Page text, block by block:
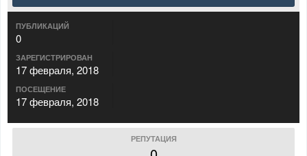
ПУБЛИКАЦИЙ
0
ЗАРЕГИСТРИРОВАН
17 февраля, 2018
ПОСЕЩЕНИЕ
17 февраля, 2018
РЕПУТАЦИЯ